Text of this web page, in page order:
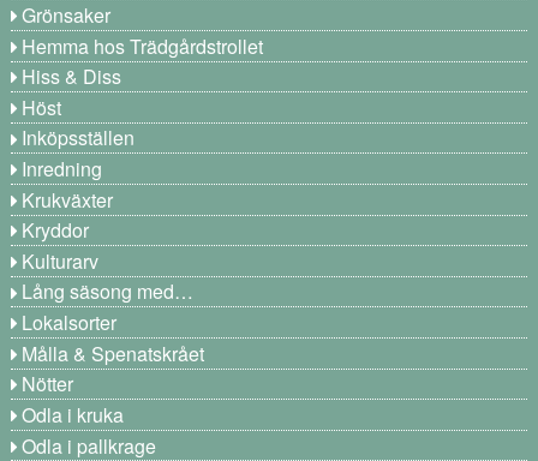
Grönsaker
Hemma hos Trädgårdstrollet
Hiss & Diss
Höst
Inköpsställen
Inredning
Krukväxter
Kryddor
Kulturarv
Lång säsong med…
Lokalsorter
Målla & Spenatskrået
Nötter
Odla i kruka
Odla i pallkrage